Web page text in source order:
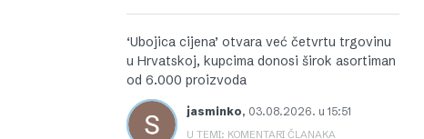
‘Ubojica cijena’ otvara već četvrtu trgovinu
u Hrvatskoj, kupcima donosi širok asortiman
od 6.000 proizvoda
jasminko, 03.08.2026. u 15:51
U TEMI: KOMENTARI ČLANAKA